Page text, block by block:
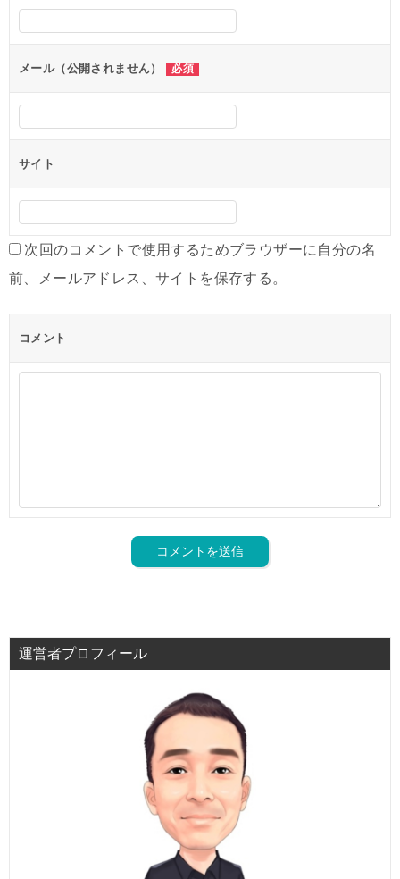
シ
ョ
ンメール（公開されません） 必須
サイト
次回のコメントで使用するためブラウザーに自分の名
前、メールアドレス、サイトを保存する。
コメント
運営者プロフィール